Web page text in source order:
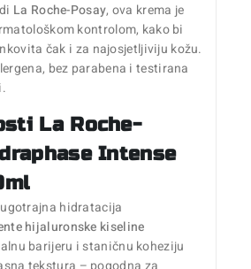
La Roche-Posay, ova krema je
kontrolom, kako bi
čak i za najosjetljiviju kožu.
bez parabena i testirana
La Roche-
Intense
hidratacija
hijaluronske kiseline
barijeru i staničnu koheziju